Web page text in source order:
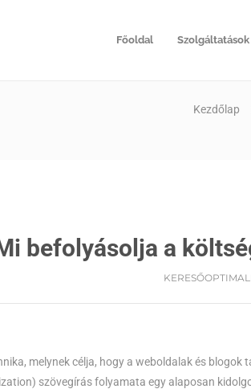
Főoldal Szolgáltatások
Kezdőlap
befolyásolja a
melynek célja, hogy a weboldalak és blogok
szövegírás folyamata egy alaposan